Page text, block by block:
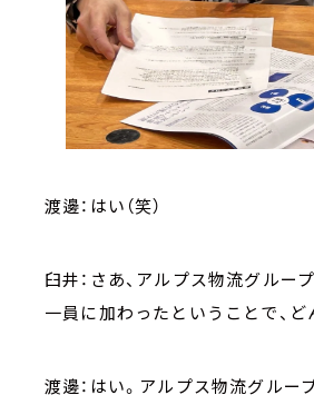
渡邊：はい（笑）
臼井：さあ、アルプス物流グルー
一員に加わったということで、
渡邊：はい。アルプス物流グル